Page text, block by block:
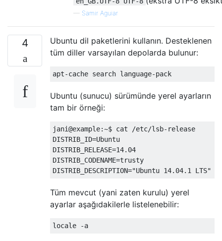
— Samir Aguiar
4
Ubuntu dil paketlerini kullanın. Desteklenen
tüm diller varsayılan depolarda bulunur:
Ubuntu (sunucu) sürümünde yerel ayarların
tam bir örneği:
jani@example:~$ cat /etc/lsb-release
DISTRIB_ID=Ubuntu
DISTRIB_RELEASE=14.04
DISTRIB_CODENAME=trusty
Tüm mevcut (yani zaten kurulu) yerel
ayarlar aşağıdakilerle listelenebilir: